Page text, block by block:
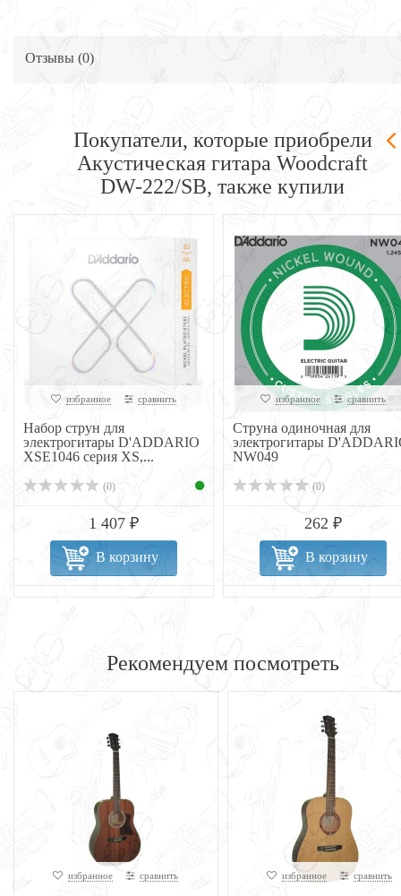
Отзывы (0)
Покупатели, которые приобрели
Акустическая гитара Woodcraft
DW-222/SB, также купили
избранное сравнить
Набор струн для
электрогитары D'ADDARIO
XSE1046 серия XS,...
(0)
1 407 ₽
В корзину
избранное сравнить
Струна одиночная для
электрогитары
NW049
(0)
262 ₽
В корзину
Рекомендуем посмотреть
избранное сравнить избранное сравнить